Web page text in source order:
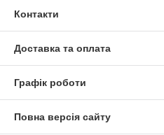
Контакти
Доставка та оплата
Графік роботи
Повна версія сайту